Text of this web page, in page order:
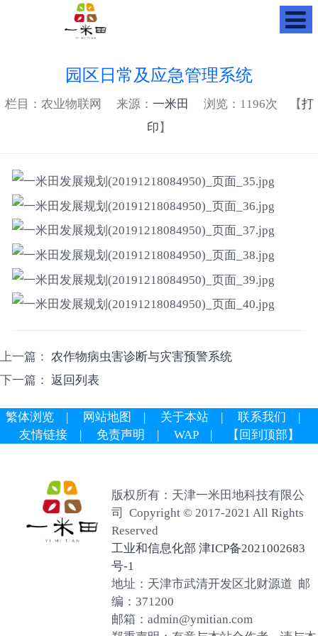
园区日常及应急管理系统
栏目：农业物联网 来源： 一米田 浏览： 1196次 【打
印 】
上一篇： 农作物病虫害诊断与灾害预警系统
下一篇： 返回列表
繁体浏览 | 网站地图 | 关于本站 | 联系我们 |
友情链接| 免责声明 | WAP| 【回到顶部】
版权所有：天津一米田地科技有限公
司 Copyright © 2017-2021 All Rights
Reserved
工业和信息化部 津ICP备2021002683
号-1
地址：天津市武清开发区北财源道 邮
编：371200
邮箱：admin@ymitian.com